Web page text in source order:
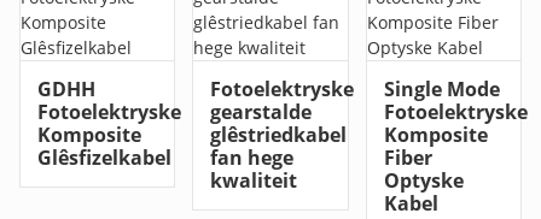
GDHH
Fotoelektryske
Komposite
Glêsfizelkabel
Fotoelektryske
gearstalde
glêstriedkabel
fan hege
kwaliteit
Single Mode
Fotoelektryske
Komposite
Fiber
Optyske
Kabel